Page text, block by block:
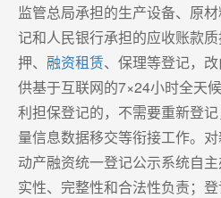
监管总局承担的生产设备、原
记和人民银行承担的应收账款
押、 融资租赁、保理等登记，
供基于互联网的7×24小时全天
利担保登记的，不需要重新登
量信息数据移交等衔接工作。
动产融资统一登记公示系统自
实性、完整性和合法性负责；